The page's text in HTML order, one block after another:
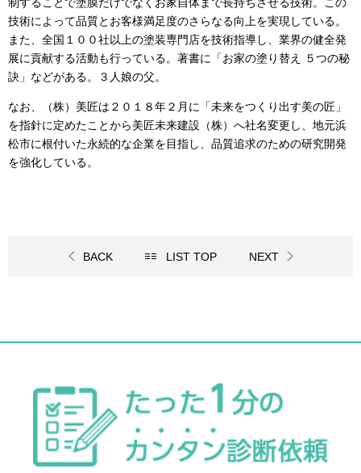
技術によって品質とお客様満足度のさらなる向上を実現している。
また、全国１００社以上の塗装専門店を技術指導し、業界の健全発
展に貢献する活動も行っている。著書に「お家の塗り替え ５つの秘
訣」などがある。３人娘の父。
なお、（株）美匠は２０１８年２月に「未来をつくり出す美の匠」
を指針に定めたことから美匠未来建設（株）へ社名変更し、地元浜
松市に根付いた永続的な企業を目指し、品質追求のための研究開発
を強化している。
BACK LIST TOP NEXT